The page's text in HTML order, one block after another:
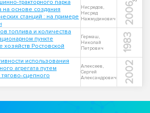
тракторного парка
на основе создания
станций : на примере
Нисредов,
Нисред
Нажмудинович
2006
топлива и количества
пункте
хозяйств Ростовской
Гермаш,
Николай
Петрович
1983
использования
агрегата путем
сцепного
Алексеев,
Сергей
Александрович
2002